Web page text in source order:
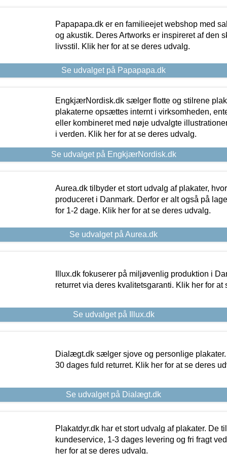
Papapapa.dk er en familieejet webshop med
og akustik. Deres Artworks er inspireret af den
livsstil. Klik her for at se deres udvalg.
Se udvalget på Papapapa.dk
EngkjærNordisk.dk sælger flotte og stilrene
plakaterne opsættes internt i virksomheden,
eller kombineret med nøje udvalgte
i verden. Klik her for at se deres udvalg.
Se udvalget på EngkjærNordisk.dk
Aurea.dk tilbyder et stort udvalg af plakater,
produceret i Danmark. Derfor er alt også på
for 1-2 dage. Klik her for at se deres udvalg.
Se udvalget på Aurea.dk
Illux.dk fokuserer på miljøvenlig produktion i
returret via deres kvalitetsgaranti. Klik her for at
Se udvalget på Illux.dk
Dialægt.dk sælger sjove og personlige
30 dages fuld returret. Klik her for at se deres
Se udvalget på Dialægt.dk
Plakatdyr.dk har et stort udvalg af plakater. De
kundeservice, 1-3 dages levering og fri fragt
her for at se deres udvalg.